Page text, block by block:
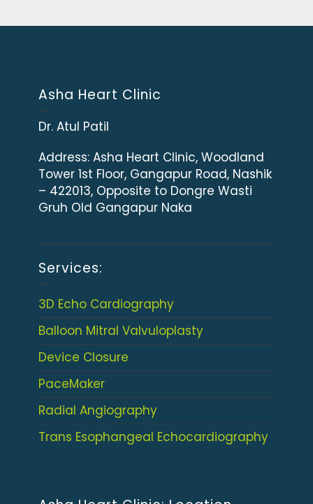
Asha Heart Clinic
Dr. Atul Patil
Address: Asha Heart Clinic, Woodland
Tower 1st Floor, Gangapur Road, Nashik
– 422013, Opposite to Dongre Wasti
Gruh Old Gangapur Naka
Services:
3D Echo Cardiography
Balloon Mitral Valvuloplasty
Device Closure
PaceMaker
Radial Angiography
Trans Esophangeal Echocardiography